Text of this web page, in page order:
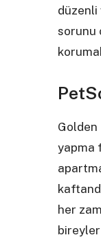
düzenli
sorunu
Golden
yapma
her
bireyler